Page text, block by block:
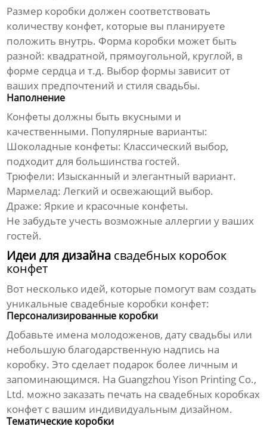
Размер коробки должен соответствовать
количеству конфет, которые вы планируете
положить внутрь. Форма коробки может быть
разной: квадратной, прямоугольной, круглой, в
форме сердца и т.д. Выбор формы зависит от
ваших предпочтений и стиля свадьбы.
Наполнение
Конфеты должны быть вкусными и
качественными. Популярные варианты:
Шоколадные конфеты: Классический выбор,
подходит для большинства гостей.
Трюфели: Изысканный и элегантный вариант.
Мармелад: Легкий и освежающий выбор.
Драже: Яркие и красочные конфеты.
Не забудьте учесть возможные аллергии у ваших
гостей.
Идеи для дизайна свадебных коробок
конфет
Вот несколько идей, которые помогут вам создать
уникальные свадебные коробки конфет:
Персонализированные коробки
Добавьте имена молодоженов, дату свадьбы или
небольшую благодарственную надпись на
коробку. Это сделает подарок более личным и
запоминающимся. На Guangzhou Yison Printing Co.,
Ltd. можно заказать печать на свадебных коробках
конфет с вашим индивидуальным дизайном.
Тематические коробки